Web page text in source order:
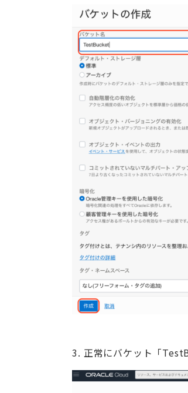
3. 正常にバケット「